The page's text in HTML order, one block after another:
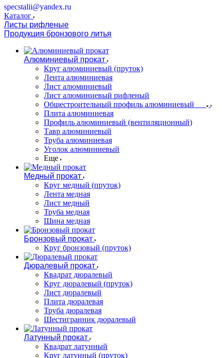
specstalii@yandex.ru
Каталог
Листы рифленые
Продукция бронзового литья
Алюминиевый прокат
Круг алюминиевый (пруток)
Лента алюминиевая
Лист алюминиевый
Лист алюминиевый рифленый
Общестроительный профиль алюминиевый
Плита алюминиевая
Профиль алюминиевый (вентиляционный)
Тавр алюминиевый
Труба алюминиевая
Уголок алюминиевый
Еще
Медный прокат
Круг медный (пруток)
Лента медная
Лист медный
Труба медная
Шина медная
Бронзовый прокат
Круг бронзовый (пруток)
Дюралевый прокат
Квадрат дюралевый
Круг дюралевый (пруток)
Лист дюралевый
Плита дюралевая
Труба дюралевая
Шестигранник дюралевый
Латунный прокат
Квадрат латунный
Круг латунный (пруток)